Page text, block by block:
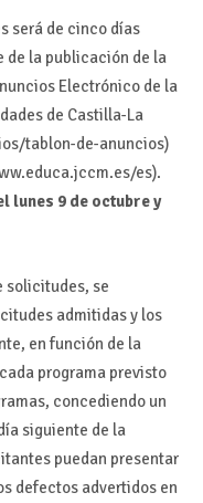
será de cinco días
de la publicación de la
Electrónico de la
de Castilla-La
tablon-de-anuncios)
es).
lunes 9 de octubre y
solicitudes, se
admitidas y los
en función de la
programa previsto
concediendo un
siguiente de la
puedan presentar
defectos advertidos en